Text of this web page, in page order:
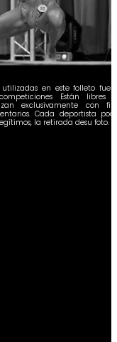
utilizadas en este folleto
competiciones Están libres
exclusivamente con
Cada deportista
la retirada desu foto.